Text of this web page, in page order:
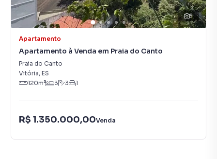
9
Apartamento
Apartamento à Venda em Praia do Canto
Praia do Canto
Vitória, ES
120m² 3 3 1
R$ 1.350.000,00Venda